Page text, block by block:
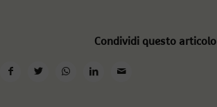
Condividi questo articolo